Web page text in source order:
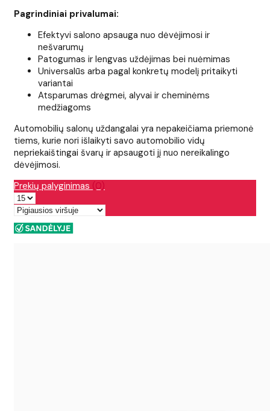
Pagrindiniai privalumai:
Efektyvi salono apsauga nuo dėvėjimosi ir
nešvarumų
Patogumas ir lengvas uždėjimas bei nuėmimas
Universalūs arba pagal konkretų modelį pritaikyti
variantai
Atsparumas drėgmei, alyvai ir cheminėms
medžiagoms
Automobilių salonų uždangalai yra nepakeičiama priemonė
tiems, kurie nori išlaikyti savo automobilio vidų
nepriekaištingai švarų ir apsaugoti jį nuo nereikalingo
dėvėjimosi.
Prekių palyginimas (0)